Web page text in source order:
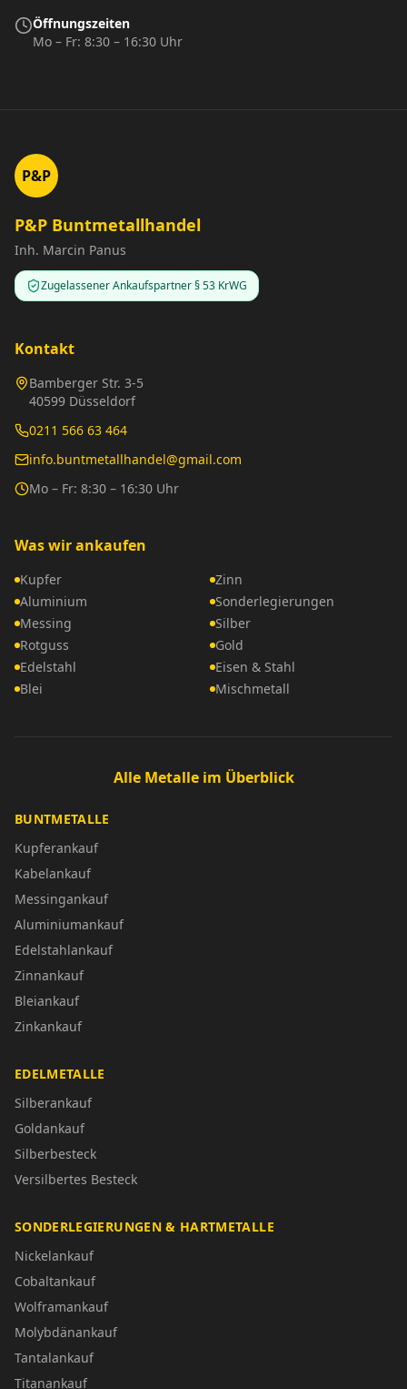
Öffnungszeiten
Mo – Fr: 8:30 – 16:30 Uhr
P&P
P&P Buntmetallhandel
Inh. Marcin Panus
Zugelassener Ankaufspartner § 53 KrWG
Kontakt
Bamberger Str. 3-5
40599 Düsseldorf
0211 566 63 464
info.buntmetallhandel@gmail.com
Mo – Fr: 8:30 – 16:30 Uhr
Was wir ankaufen
Kupfer
Aluminium
Messing
Rotguss
Edelstahl
Blei
Zinn
Sonderlegierungen
Silber
Gold
Eisen & Stahl
Mischmetall
Alle Metalle im Überblick
BUNTMETALLE
Kupferankauf
Kabelankauf
Messingankauf
Aluminiumankauf
Edelstahlankauf
Zinnankauf
Bleiankauf
Zinkankauf
EDELMETALLE
Silberankauf
Goldankauf
Silberbesteck
Versilbertes Besteck
SONDERLEGIERUNGEN & HARTMETALLE
Nickelankauf
Cobaltankauf
Wolframankauf
Molybdänankauf
Tantalankauf
Titanankauf